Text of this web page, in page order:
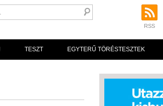
RSS
TESZT EGYTERŰ TÖRÉSTESZTEK